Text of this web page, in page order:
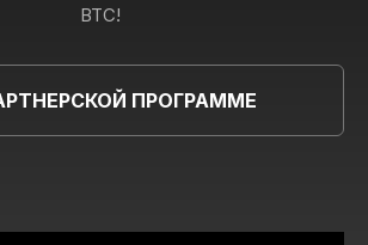
BTC!
ПРОГРАММЕ